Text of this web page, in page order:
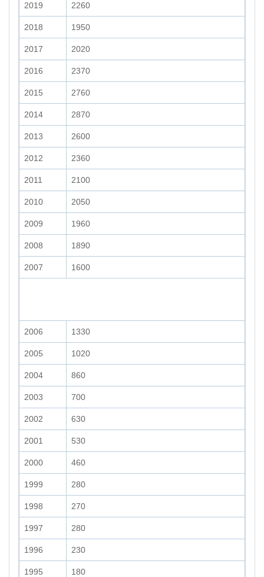
2019 2260
2018 1950
2017 2020
2016 2370
2015 2760
2014 2870
2013 2600
2012 2360
2011 2100
2010 2050
2009 1960
2008 1890
2007 1600
2006 1330
2005 1020
2004 860
2003 700
2002 630
2001 530
2000 460
1999 280
1998 270
1997 280
1996 230
1995 180